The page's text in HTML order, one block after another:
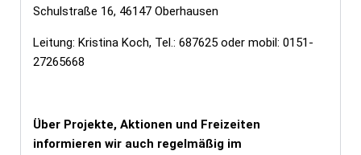
Schulstraße 16, 46147 Oberhausen
Leitung: Kristina Koch, Tel.: 687625 oder mobil: 0151-
27265668
Über Projekte, Aktionen und Freizeiten
informieren wir auch regelmäßig im